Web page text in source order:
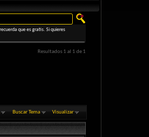
que es gratis. Si quieres
Resultados 1 al 1 de 1
Buscar Tema Visualizar